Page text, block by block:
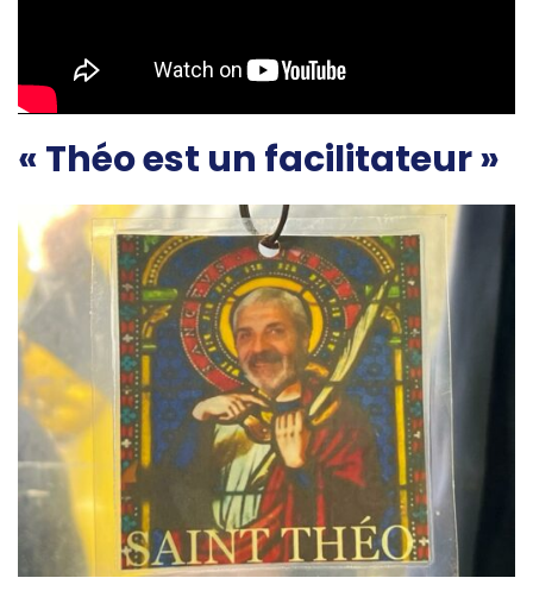
« Théo est un facilitateur »